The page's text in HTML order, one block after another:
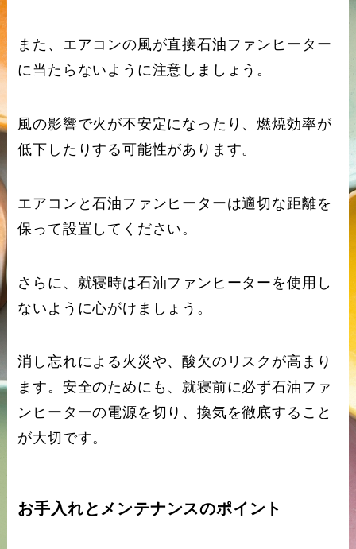
また、エアコンの風が直接石油ファンヒーター
に当たらないように注意しましょう。
風の影響で火が不安定になったり、燃焼効率が
低下したりする可能性があります。
エアコンと石油ファンヒーターは適切な距離を
保って設置してください。
さらに、就寝時は石油ファンヒーターを使用し
ないように心がけましょう。
消し忘れによる火災や、酸欠のリスクが高まり
ます。安全のためにも、就寝前に必ず石油ファ
ンヒーターの電源を切り、換気を徹底すること
が大切です。
お手入れとメンテナンスのポイント